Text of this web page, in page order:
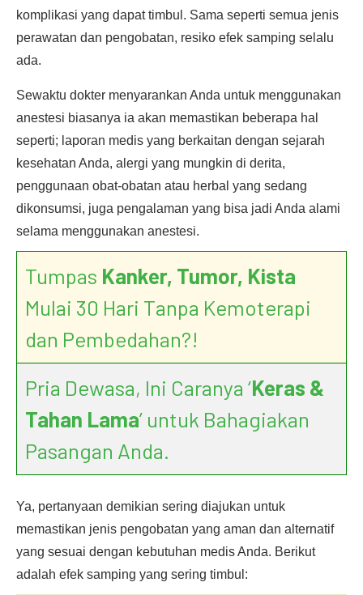
komplikasi yang dapat timbul. Sama seperti semua jenis
perawatan dan pengobatan, resiko efek samping selalu
ada.
Sewaktu dokter menyarankan Anda untuk menggunakan
anestesi biasanya ia akan memastikan beberapa hal
seperti; laporan medis yang berkaitan dengan sejarah
kesehatan Anda, alergi yang mungkin di derita,
penggunaan obat-obatan atau herbal yang sedang
dikonsumsi, juga pengalaman yang bisa jadi Anda alami
selama menggunakan anestesi.
Tumpas Kanker, Tumor, Kista
Mulai 30 Hari Tanpa Kemoterapi
dan Pembedahan?!
Pria Dewasa, Ini Caranya ‘Keras &
Tahan Lama’ untuk Bahagiakan
Pasangan Anda.
Ya, pertanyaan demikian sering diajukan untuk
memastikan jenis pengobatan yang aman dan alternatif
yang sesuai dengan kebutuhan medis Anda. Berikut
adalah efek samping yang sering timbul: